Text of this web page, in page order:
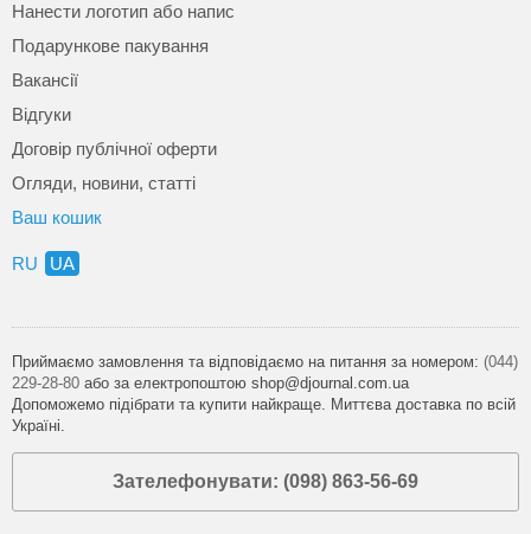
Нанести логотип або напис
Подарункове пакування
Вакансії
Відгуки
Договір публічної оферти
Огляди, новини, статті
Ваш кошик
RU UA
Приймаємо замовлення та відповідаємо на питання за номером: (044)
229-28-80 або за електропоштою shop@djournal.com.ua
Допоможемо підібрати та купити найкраще. Миттєва доставка по всій
Україні.
Зателефонувати: (098) 863-56-69